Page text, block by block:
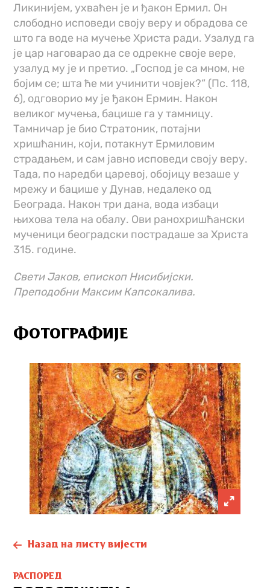
Ликинијем, ухваћен је и ђакон Ермил. Он
слободно исповеди своју веру и обрадова се
што га воде на мучење Христа ради. Узалуд га
је цар наговарао да се одрекне своје вере,
узалуд му је и претио. „Господ је са мном, не
бојим се; шта ће ми учинити човјек?“ (Пс. 118,
6), одговорио му је ђакон Ермин. Након
великог мучења, бацише га у тамницу.
Тамничар је био Стратоник, потајни
хришћанин, који, потакнут Ермиловим
страдањем, и сам јавно исповеди своју веру.
Тада, по наредби царевој, обојицу везаше у
мрежу и бацише у Дунав, недалеко од
Београда. Након три дана, вода избаци
њихова тела на обалу. Ови ранохришћански
мученици београдски пострадаше за Христа
315. године.
Свети Јаков, епископ Нисибијски.
Преподобни Максим Капсокалива.
ФОТОГРАФИЈЕ
Назад на листу вијести
РАСПОРЕД